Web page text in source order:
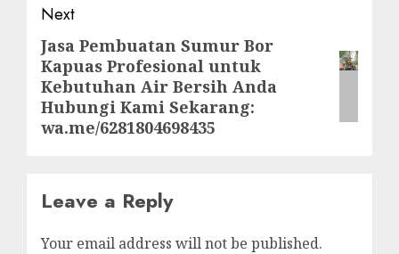
Next
Next
post:
Jasa Pembuatan Sumur Bor
Kapuas Profesional untuk
Kebutuhan Air Bersih Anda
Hubungi Kami Sekarang:
wa.me/6281804698435
Leave a Reply
Your email address will not be published.